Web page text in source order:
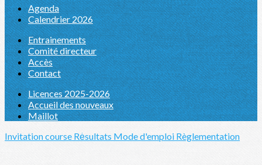
Agenda
Calendrier 2026
Entrainements
Comité directeur
Accès
Contact
Licences 2025-2026
Accueil des nouveaux
Maillot
Invitation course Rėsultats Mode d'emploi Règlementation